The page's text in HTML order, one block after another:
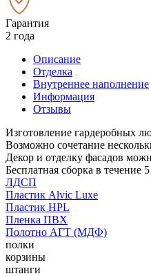
Гарантия
2 года
Описание
Отделка
Внутреннее наполнение
Информация
Отзывы
Изготовление гардеробных
Возможно сочетание
Декор и отделку фасадов
Бесплатная сборка в течение
ЛДСП
Пластик Alvic Luxe
Пластик HPL
Пленка ПВХ
Полотно АГТ (МДФ)
полки
корзины
штанги